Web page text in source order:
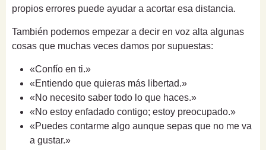
propios errores puede ayudar a acortar esa distancia.
También podemos empezar a decir en voz alta algunas
cosas que muchas veces damos por supuestas:
«Confío en ti.»
«Entiendo que quieras más libertad.»
«No necesito saber todo lo que haces.»
«No estoy enfadado contigo; estoy preocupado.»
«Puedes contarme algo aunque sepas que no me va
a gustar.»